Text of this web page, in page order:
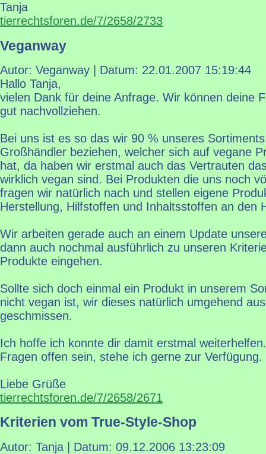
Tanja
tierrechtsforen.de/7/2658/2733
Veganway
Autor: Veganway | Datum: 22.01.2007 15:19:44
Hallo Tanja,
vielen Dank für deine Anfrage. Wir können deine
gut nachvollziehen.
Bei uns ist es so das wir 90 % unseres
Großhändler beziehen, welcher sich auf vegane
hat, da haben wir erstmal auch das Vertrauten
wirklich vegan sind. Bei Produkten die uns noch
fragen wir natürlich nach und stellen eigene
Herstellung, Hilfstoffen und Inhaltsstoffen an den
Wir arbeiten gerade auch an einem Update
dann auch nochmal ausführlich zu unseren
Produkte eingehen.
Sollte sich doch einmal ein Produkt in unserem
nicht vegan ist, wir dieses natürlich umgehend
geschmissen.
Ich hoffe ich konnte dir damit erstmal
Fragen offen sein, stehe ich gerne zur Verfügung.
Liebe Grüße
tierrechtsforen.de/7/2658/2671
Kriterien vom True-Style-Shop
Autor: Tanja | Datum: 09.12.2006 13:23:09